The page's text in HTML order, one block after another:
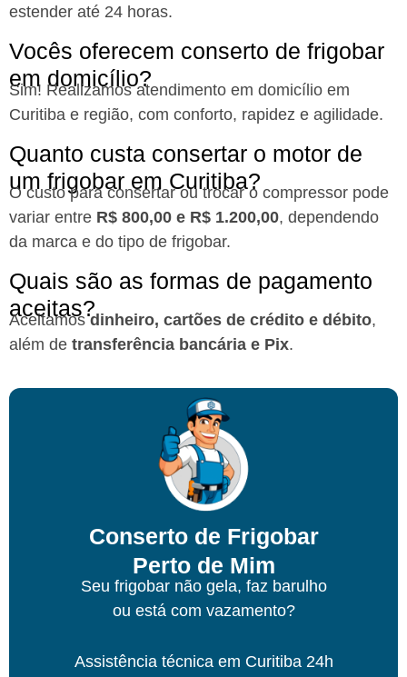
estender até 24 horas.
Vocês oferecem conserto de frigobar
em domicílio?​
Sim! Realizamos atendimento em domicílio em
Curitiba e região, com conforto, rapidez e agilidade.
Quanto custa consertar o motor de
um frigobar em Curitiba?​
O custo para consertar ou trocar o compressor pode
variar entre R$ 800,00 e R$ 1.200,00, dependendo
da marca e do tipo de frigobar.
Quais são as formas de pagamento
aceitas?​
Aceitamosdinheiro, cartões de crédito e débito,
além de transferência bancária e Pix.
Conserto de Frigobar
Perto de Mim
Seu frigobar não gela, faz barulho
ou está com vazamento?
Assistência técnica em Curitiba24h